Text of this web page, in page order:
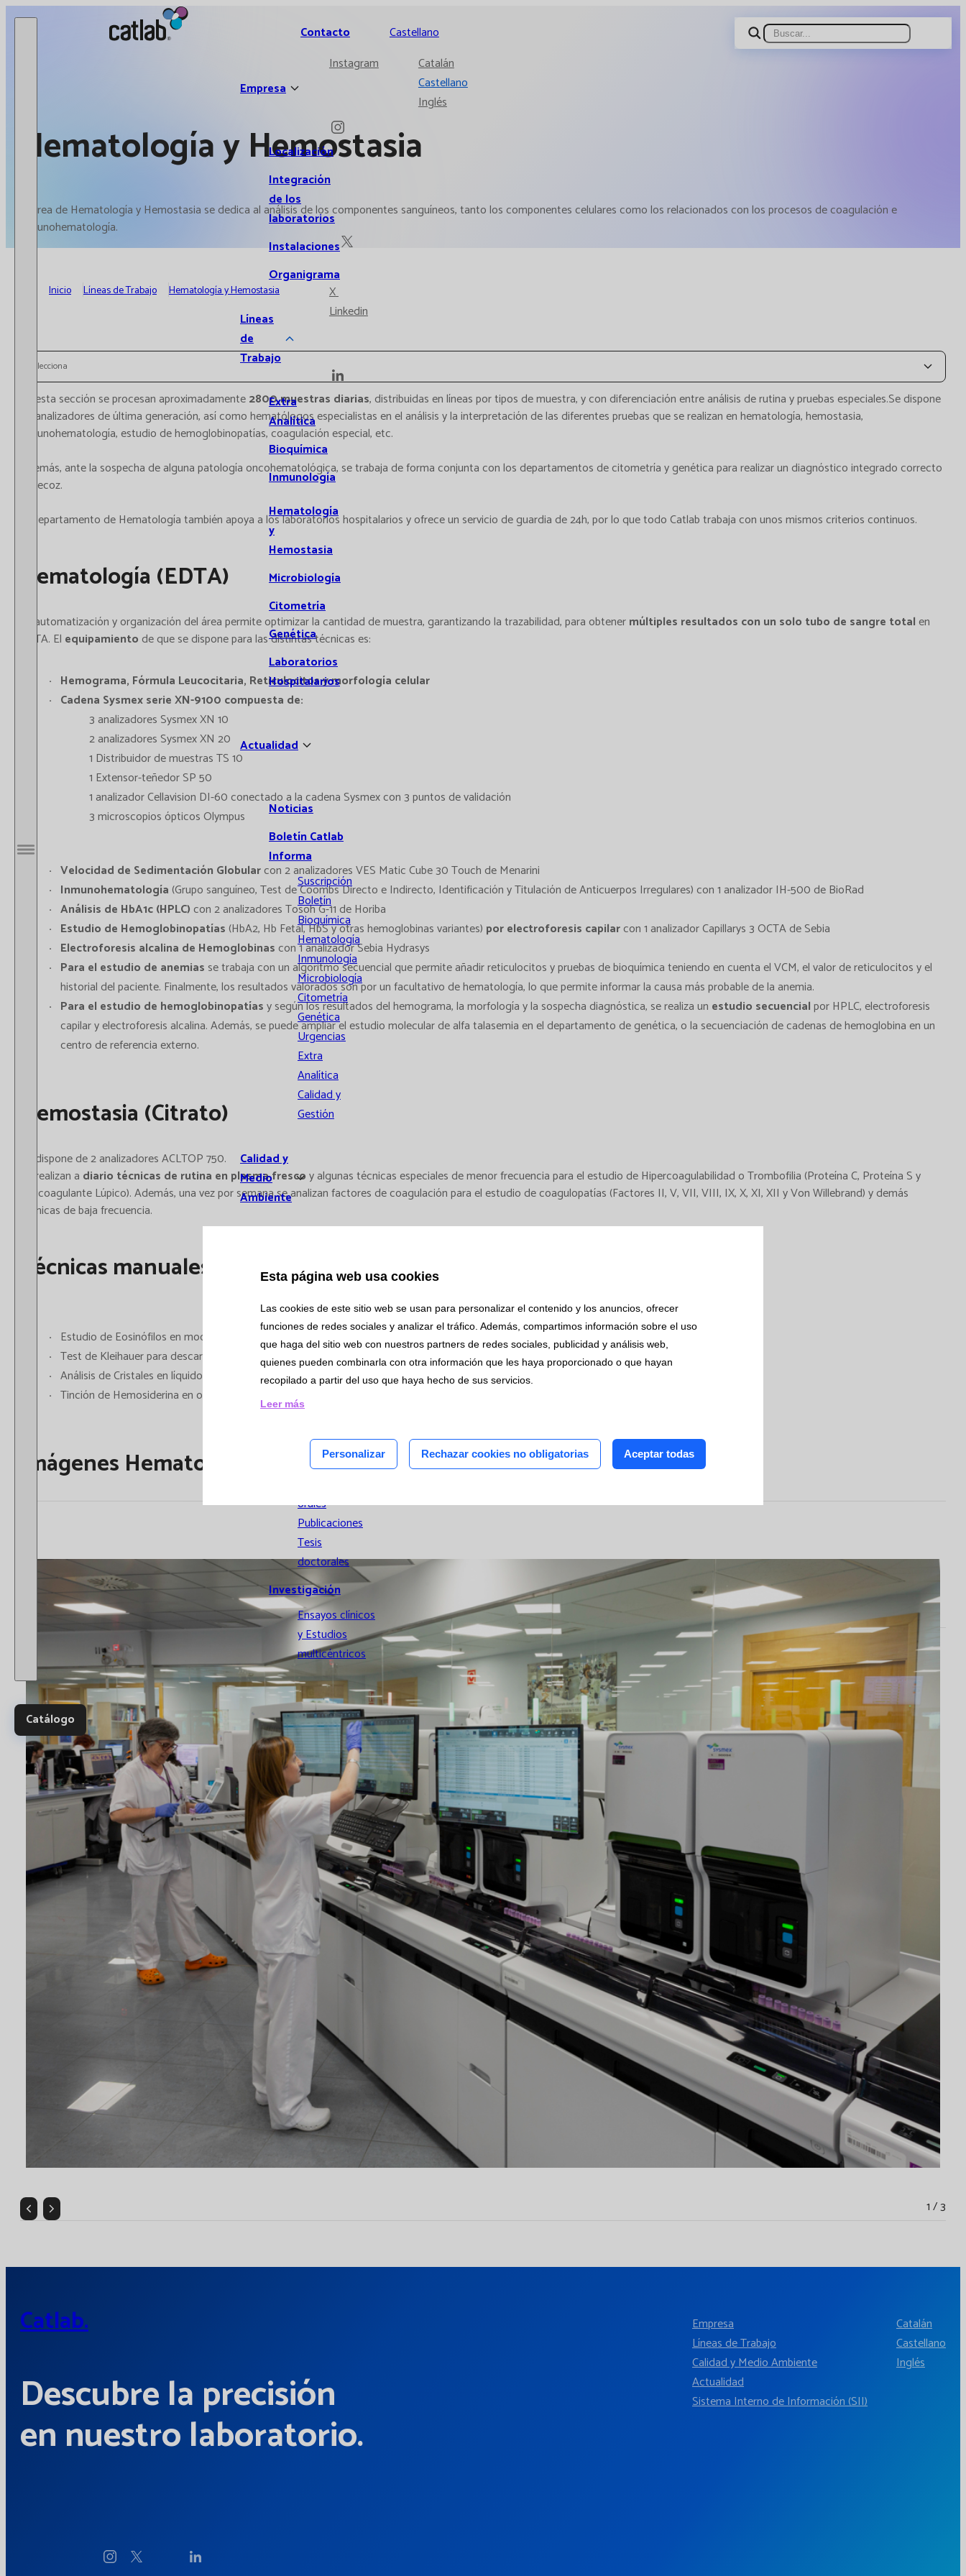
Abrir / Cerrar menú
Catlab.
Empresa
Localización
Integración
de los
laboratorios
Instalaciones
Organigrama
Líneas
de
Trabajo
Extra
Analítica
Bioquímica
Inmunología
Hematología
y
Hemostasia
Microbiología
Citometría
Genética
Laboratorios
Hospitalarios
Actualidad
Noticias
Boletín Catlab
Informa
Suscripción
Boletín
Bioquímica
Hematología
Inmunología
Microbiología
Citometría
Genética
Urgencias
Extra
Analítica
Calidad y
Gestión
Calidad y
Medio
Ambiente
Intercomparación
Información
Implicación
Formación
Producción
Comunicaciones
Ponencias y
orales
Publicaciones
Tesis
doctorales
Investigación
Ensayos clínicos
y Estudios
multicéntricos
Contacto
Instagram
X
Linkedin
Castellano
Catalán
Castellano
Inglés
Catálogo
Hematología y Hemostasia
El área de Hematología y Hemostasia se dedica al análisis de los componentes sanguíneos, tanto los componentes celulares como los relacionados con los procesos de coagulación e
inmunohematología.
Inicio Líneas de Trabajo Hematología y Hemostasia
Selecciona
En esta sección se procesan aproximadamente2800 muestras diarias, distribuidas en líneas por tipos de muestra, y con diferenciación entre análisis de rutina y pruebas especiales.Se dispone
de analizadores de última generación, así como hematólogos especialistas en el análisis y la interpretación de las diferentes pruebas que se realizan en hematología, hemostasia,
inmunohematología, estudio de hemoglobinopatías, coagulación especial, etc.
Además, ante la sospecha de alguna patología oncohematológica, se trabaja de forma conjunta con los departamentos de citometría y genética para realizar un diagnóstico integrado correcto
y precoz.
El departamento de Hematología también apoya a los laboratorios hospitalarios y ofrece un servicio de guardia de 24h, por lo que todo Catlab trabaja con unos mismos criterios continuos.
Hematología (EDTA)
La automatización y organización del área permite optimizar la cantidad de muestra, garantizando la trazabilidad, para obtenermúltiples resultados con un solo tubo de sangre totalen
EDTA. El equipamiento de que se dispone para las distintas técnicas es:
Hemograma, Fórmula Leucocitaria, Reticulocitos y morfología celular
Cadena Sysmex serie XN-9100 compuesta de:
3 analizadores Sysmex XN 10
2 analizadores Sysmex XN 20
1 Distribuidor de muestras TS 10
1 Extensor-teñedor SP 50
1 analizador Cellavision DI-60 conectado a la cadena Sysmex con 3 puntos de validación
3 microscopios ópticos Olympus
Velocidad de Sedimentación Globularcon 2 analizadores VES Matic Cube 30 Touch de Menarini
Inmunohematología(Grupo sanguíneo, Test de Coombs Directo e Indirecto, Identificación y Titulación de Anticuerpos Irregulares) con 1 analizador IH-500 de BioRad
Análisis de HbA1c (HPLC) con 2 analizadores Tosoh G-11 de Horiba
Estudio de Hemoglobinopatías(HbA2, Hb Fetal, HbS y otras hemoglobinas variantes) por electroforesis capilarcon 1 analizador Capillarys 3 OCTA de Sebia
Electroforesis alcalina de Hemoglobinas con 1 analizador Sebia Hydrasys
Para el estudio de anemias se trabaja con un algoritmo secuencial que permite añadir reticulocitos y pruebas de bioquímica teniendo en cuenta el VCM, el valor de reticulocitos y el
historial del paciente. Finalmente, los resultados valorados son por un facultativo de hematología, lo que permite informar la causa más probable de la anemia.
Para el estudio de hemoglobinopatíasy según los resultados del hemograma, la morfología y la sospecha diagnóstica, se realiza un estudio secuencialpor HPLC, electroforesis
capilar y electroforesis alcalina. Además, se puede ampliar el estudio molecular de alfa talasemia en el departamento de genética, o la secuenciación de cadenas de hemoglobina en un
centro de referencia externo.
Hemostasia (Citrato)
Se dispone de 2 analizadores ACLTOP 750.
Se realizan a diario técnicas de rutina en plasma frescoy algunas técnicas especiales de menor frecuencia para el estudio de Hipercoagulabilidad o Trombofilia (Proteína C, Proteína S y
anticoagulante Lúpico). Además, una vez por semana se analizan factores de coagulación para el estudio de coagulopatías (Factores II, V, VII, VIII, IX, X, XI, XII y Von Willebrand) y demás
técnicas de baja frecuencia.
Técnicas manuales
Estudio de Eosinófilos en moco nasal en alergias
Test de Kleihauer para descartar hemorragia feto-materna
Análisis de Cristales en líquidos articulares.
Tinción de Hemosiderina en orina
Imágenes Hematología
1 / 3
Catlab.
Descubre la precisión
en nuestro laboratorio.
Empresa
Líneas de Trabajo
Calidad y Medio Ambiente
Actualidad
Sistema Interno de Información (SII)
Catalán
Castellano
Inglés
Esta página web usa cookies
Las cookies de este sitio web se usan para personalizar el contenido y los anuncios, ofrecer
funciones de redes sociales y analizar el tráfico. Además, compartimos información sobre el uso
que haga del sitio web con nuestros partners de redes sociales, publicidad y análisis web,
quienes pueden combinarla con otra información que les haya proporcionado o que hayan
recopilado a partir del uso que haya hecho de sus servicios.
Leer más
Personalizar Rechazar cookies no obligatorias Aceptar todas